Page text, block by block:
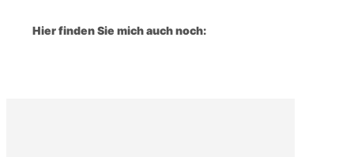
Hier finden Sie mich auch noch: